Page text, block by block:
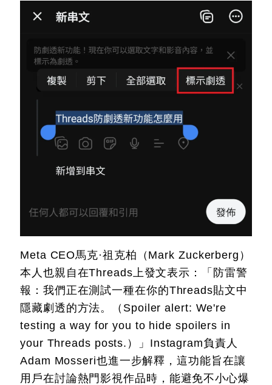
Meta CEO馬克·祖克柏（Mark Zuckerberg）
本人也親自在Threads上發文表示：「防雷警
報：我們正在測試一種在你的Threads貼文中
隱藏劇透的方法。（Spoiler alert: We're
testing a way for you to hide spoilers in
your Threads posts.）」Instagram負責人
Adam Mosseri也進一步解釋，這功能旨在讓
用戶在討論熱門影視作品時，能避免不小心爆